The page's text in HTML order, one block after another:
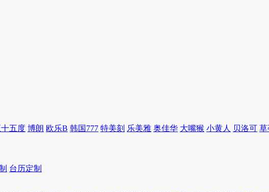
五度 博朗 欧乐B 韩国777 特美刻 乐美雅 奥佳华 大嘴猴 小黄人 贝洛可 草
台历定制